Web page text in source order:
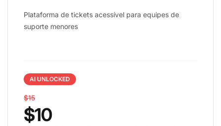
Plataforma de tickets acessível para equipes de
suporte menores
AI UNLOCKED
$15
$10